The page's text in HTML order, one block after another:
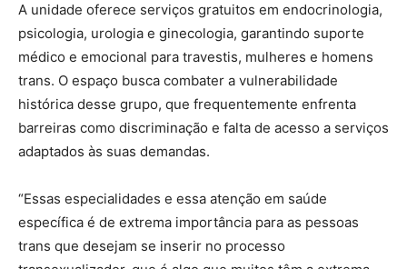
A unidade oferece serviços gratuitos em endocrinologia,
psicologia, urologia e ginecologia, garantindo suporte
médico e emocional para travestis, mulheres e homens
trans. O espaço busca combater a vulnerabilidade
histórica desse grupo, que frequentemente enfrenta
barreiras como discriminação e falta de acesso a serviços
adaptados às suas demandas.
“Essas especialidades e essa atenção em saúde
específica é de extrema importância para as pessoas
trans que desejam se inserir no processo